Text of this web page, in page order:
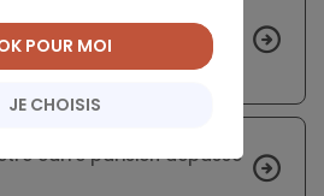
déclenche pas la
de l’assurance
carré parisien dépasse
JE CHOISIS
POUR MOI